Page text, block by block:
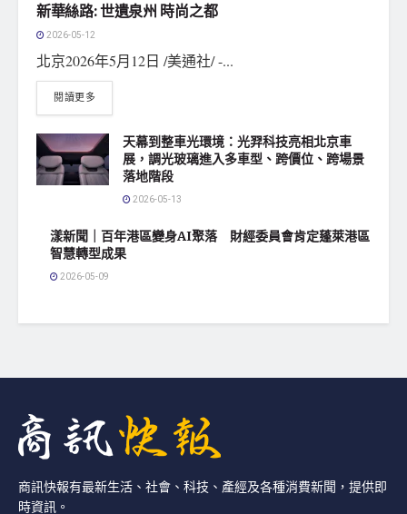
新華絲路: 世遺泉州 時尚之都
2026-05-12
北京2026年5月12日 /美通社/ -...
閱讀更多
天幕到整車光環境：光羿科技亮相北京車
展，調光玻璃進入多車型、跨價位、跨場景
落地階段
2026-05-13
漾新聞｜百年港區變身AI聚落 財經委員會肯定蓬萊港區
智慧轉型成果
2026-05-09
商訊快報有最新生活、社會、科技、產經及各種消費新聞，提供即
時資訊。